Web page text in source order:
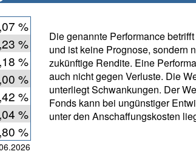
%
%
%
%
%
%
%
Die genannte Performance
und ist keine Prognose, sondern
zukünftige Rendite. Eine
auch nicht gegen Verluste. Die
unterliegt Schwankungen. Der
Fonds kann bei ungünstiger
unter den Anschaffungskosten